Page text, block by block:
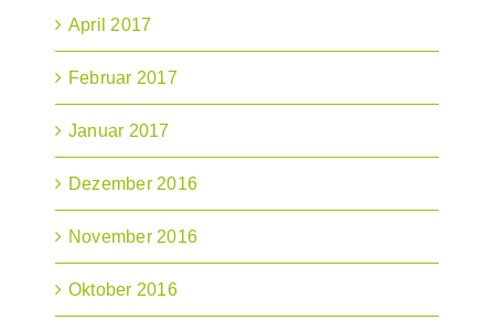
April 2017
Februar 2017
Januar 2017
Dezember 2016
November 2016
Oktober 2016